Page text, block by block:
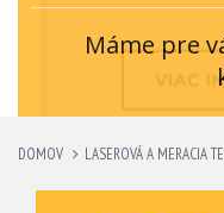
Máme pre
DOMOV LASEROVÁ A MERACIA